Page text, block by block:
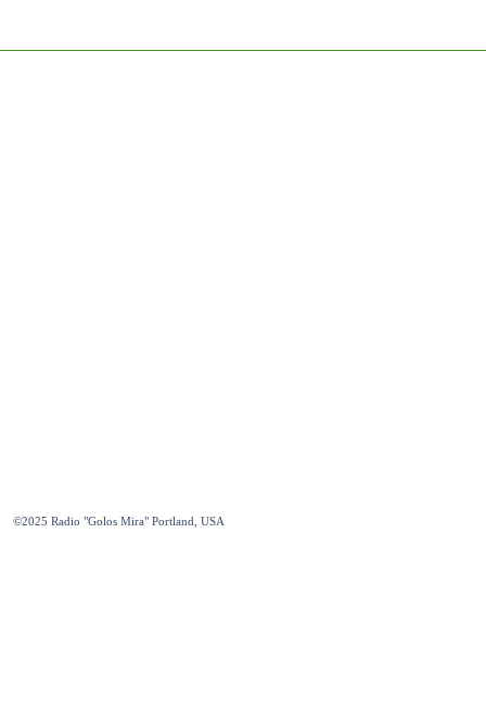
©2025 Radio "Golos Mira" Portland, USA